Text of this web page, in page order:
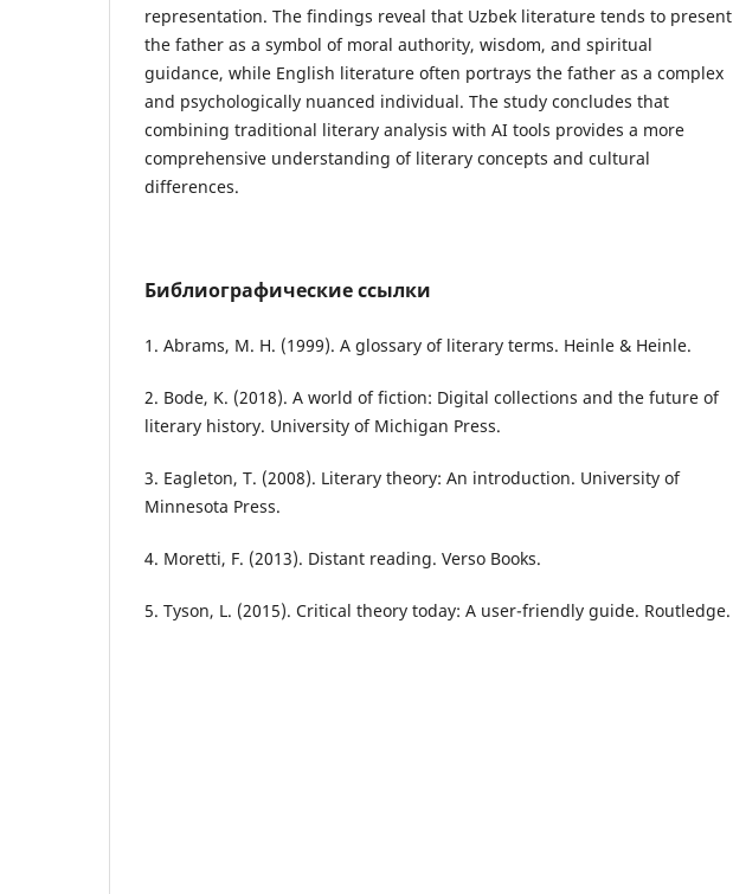
representation. The findings reveal that Uzbek literature tends to present
the father as a symbol of moral authority, wisdom, and spiritual
guidance, while English literature often portrays the father as a complex
and psychologically nuanced individual. The study concludes that
combining traditional literary analysis with AI tools provides a more
comprehensive understanding of literary concepts and cultural
differences.
Библиографические ссылки
1. Abrams, M. H. (1999). A glossary of literary terms. Heinle & Heinle.
2. Bode, K. (2018). A world of fiction: Digital collections and the future of
literary history. University of Michigan Press.
3. Eagleton, T. (2008). Literary theory: An introduction. University of
Minnesota Press.
4. Moretti, F. (2013). Distant reading. Verso Books.
5. Tyson, L. (2015). Critical theory today: A user-friendly guide. Routledge.